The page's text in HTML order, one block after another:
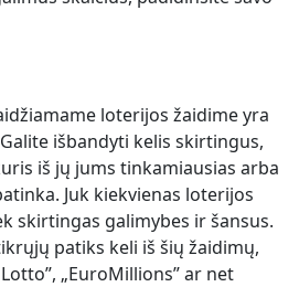
loterijos žaidime yra
išbandyti kelis skirtingus,
iš jų jums tinkamiausias arba
Juk kiekvienas loterijos
skirtingas galimybes ir šansus.
patiks keli iš šių žaidimų,
„EuroMillions” ar net